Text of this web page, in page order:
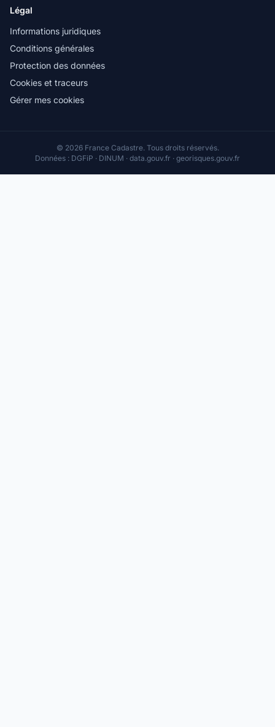
Légal
Informations juridiques
Conditions générales
Protection des données
Cookies et traceurs
Gérer mes cookies
© 2026 France Cadastre. Tous droits réservés.
Données : DGFiP · DINUM · data.gouv.fr · georisques.gouv.fr